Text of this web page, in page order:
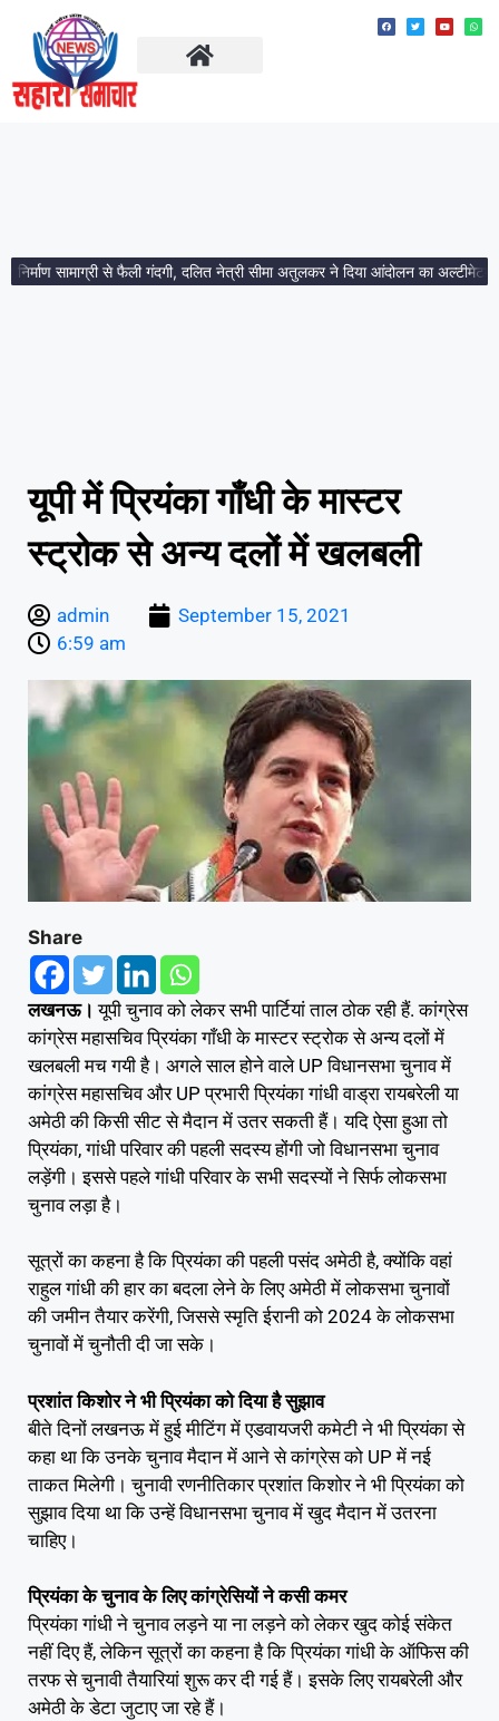
सामाग्री से फैली गंदगी, दलित नेत्री सीमा अतुलकर ने दिया आंदोलन का अल्टीमेटम।
यूपी में प्रियंका गाँधी के मास्टर
स्ट्रोक से अन्य दलों में खलबली
admin
September 15, 2021
6:59 am
Share
लखनऊ। यूपी चुनाव को लेकर सभी पार्टियां ताल ठोक रही हैं. कांग्रेस
कांग्रेस महासचिव प्रियंका गाँधी के मास्टर स्ट्रोक से अन्य दलों में
खलबली मच गयी है। अगले साल होने वाले UP विधानसभा चुनाव में
कांग्रेस महासचिव और UP प्रभारी प्रियंका गांधी वाड्रा रायबरेली या
अमेठी की किसी सीट से मैदान में उतर सकती हैं। यदि ऐसा हुआ तो
प्रियंका, गांधी परिवार की पहली सदस्य होंगी जो विधानसभा चुनाव
लड़ेंगी। इससे पहले गांधी परिवार के सभी सदस्यों ने सिर्फ लोकसभा
चुनाव लड़ा है।
सूत्रों का कहना है कि प्रियंका की पहली पसंद अमेठी है, क्योंकि वहां
राहुल गांधी की हार का बदला लेने के लिए अमेठी में लोकसभा चुनावों
की जमीन तैयार करेंगी, जिससे स्मृति ईरानी को 2024 के लोकसभा
चुनावों में चुनौती दी जा सके।
प्रशांत किशोर ने भी प्रियंका को दिया है सुझाव
बीते दिनों लखनऊ में हुई मीटिंग में एडवायजरी कमेटी ने भी प्रियंका से
कहा था कि उनके चुनाव मैदान में आने से कांग्रेस को UP में नई
ताकत मिलेगी। चुनावी रणनीतिकार प्रशांत किशोर ने भी प्रियंका को
सुझाव दिया था कि उन्हें विधानसभा चुनाव में खुद मैदान में उतरना
चाहिए।
प्रियंका के चुनाव के लिए कांग्रेसियों ने कसी कमर
प्रियंका गांधी ने चुनाव लड़ने या ना लड़ने को लेकर खुद कोई संकेत
नहीं दिए हैं, लेकिन सूत्रों का कहना है कि प्रियंका गांधी के ऑफिस की
तरफ से चुनावी तैयारियां शुरू कर दी गई हैं। इसके लिए रायबरेली और
अमेठी के डेटा जुटाए जा रहे हैं।